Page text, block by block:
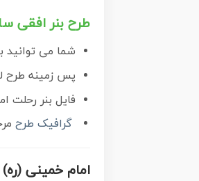
طرح بنر افقی
شما می توانید
پس زمینه طرح لایه باز بنر 14 خرداد سفید و
فایل بنر رحلت امام (ره) در ابعاد لارج 3 در 4
گرافیک طرح
امام خمینی (ره)